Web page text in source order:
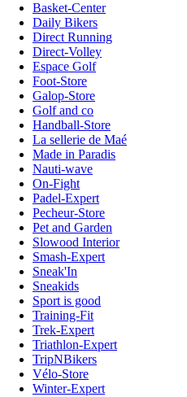
Basket-Center
Daily Bikers
Direct Running
Direct-Volley
Espace Golf
Foot-Store
Galop-Store
Golf and co
Handball-Store
La sellerie de Maé
Made in Paradis
Nauti-wave
On-Fight
Padel-Expert
Pecheur-Store
Pet and Garden
Slowood Interior
Smash-Expert
Sneak'In
Sneakids
Sport is good
Training-Fit
Trek-Expert
Triathlon-Expert
TripNBikers
Vélo-Store
Winter-Expert